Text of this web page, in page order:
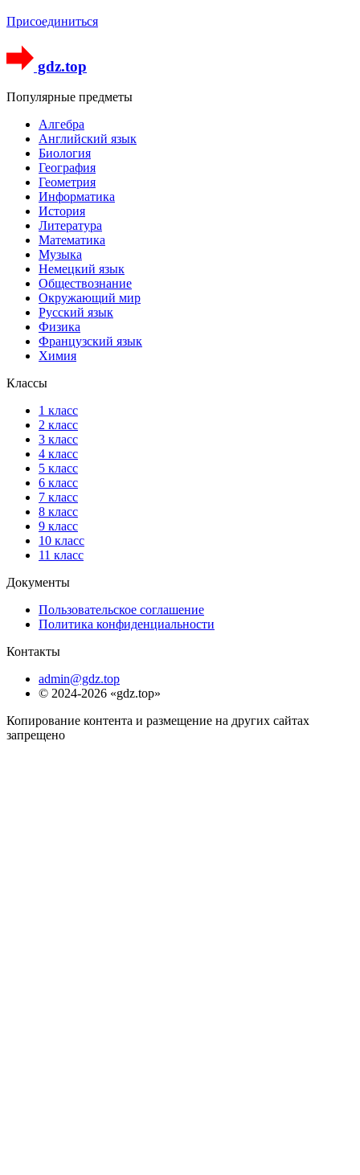
Присоединиться
gdz.top
Популярные предметы
Алгебра
Английский язык
Биология
География
Геометрия
Информатика
История
Литература
Математика
Музыка
Немецкий язык
Обществознание
Окружающий мир
Русский язык
Физика
Французский язык
Химия
Классы
1 класс
2 класс
3 класс
4 класс
5 класс
6 класс
7 класс
8 класс
9 класс
10 класс
11 класс
Документы
Пользовательское соглашение
Политика конфиденциальности
Контакты
admin@gdz.top
© 2024-2026 «gdz.top»
Копирование контента и размещение на других сайтах
запрещено